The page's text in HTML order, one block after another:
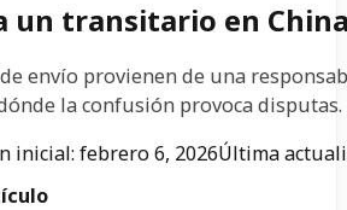
un transitario en
envío provienen de una
la confusión provoca disputas.
inicial: febrero 6, 2026Última